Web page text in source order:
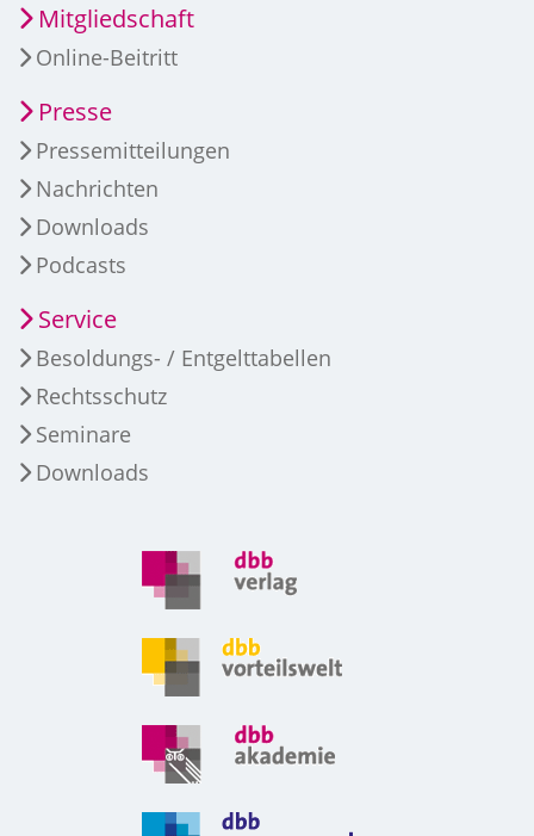
Mitgliedschaft
Online-Beitritt
Presse
Pressemitteilungen
Nachrichten
Downloads
Podcasts
Service
Besoldungs- / Entgelttabellen
Rechtsschutz
Seminare
Downloads